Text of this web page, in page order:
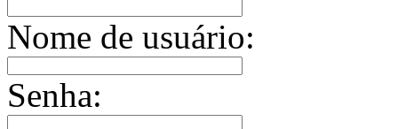
Nome de usuário:
Senha: